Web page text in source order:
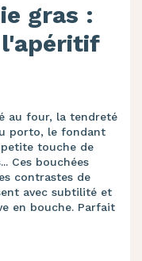
gras :
l'apéritif
au four, la tendreté
porto, le fondant
touche de
Ces bouchées
contrastes de
avec subtilité et
en bouche. Parfait